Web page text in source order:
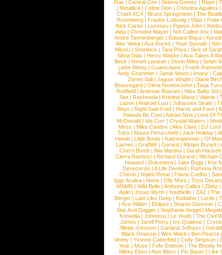
Rae |Central Cee |Selena Gomez Raye |
| Metallica | Celine Dion | Christina Aguilera |
Charli XCX |Bruce Springsteen |The
Rosenberg | Frauke Ludowig | Vitas | Frida
Nick Carter | Lucenzo | Pigeon John |
Aida |Christine Mayer |Not Called Jinx |
Andre Tannenberger | Edward Maya |
Alex Velea | Ava Rocks | Youn Sunnah |
MissLi | Shonlock | Tara Priya | Sick of
Silvia Dias |Henry Maske |Ava Takes A
Beck |Annett Louisan |Devin Miles |Selah
Liebe Minou |Guano Apes |Frank Ramond
Andy Grammer |Jamie Woon | Imany |
Ziynet Sali |Jaguar Wright |Diane
Beauregard |Olivia NewtonJohn |Tarja
Redfield | Andreas Bourani | Miss Baby Sol
Slot | Rasheeda | Kristina Maria | Valerie |
Lazee | Android Lust | Johannes Strate |
Boys | Right Said Fred | Harris and Ford |
Yolanda Be Cool |Adrian Sina |Lord Of
McDonald | Ida Corr |Crystal Waters |
Mess | Mike Candys | Alex Clare | DJ Lord
Toka | Mauro Perucchetti | Jack Holiday |
Hewitt |Little Boots |Katzenjammer |Of
Lashes |Graffiti6 |Gerard |Miriam Bryant |
Cherri Bomb | Mia Martina | Sarah Hackett
Cierra Ramirez | Richard Durand | Michael
Howard |Dolcenera |Jake Bugg |Kris
Devecerski |A Life Divided |Ramona
Chevin |Ntjam Rosie |Flavia Coelho |
Iggy Azalea | Nena | Olly Murs | Toya
MSMR |Wild Belle |Anthony Callea |Zibbz
Aplin | Jonas Myrin | Youthkills | ZAZ | The
Berger |Last Like Deep |Kodaline |Lorde |
|Ace Wilder |Eklipse |Sharon Doorson |
Star And Dagger | Stephanie Neigel |
Krewella | Johnossi | Le Youth | The Civil
James | Jarell Perry | Ivy Quainoo |
Jillette Johnson | Garland Jeffreys |
Black Onassis | Wes Mack | Ben Pearce
Veeby | Yvonne Catterfeld | Cody Simpson |
Year |Muse |Fefe Dobson |The Bloody
Mikky Ekko | Aloe Blacc | Flo Bauer | Like